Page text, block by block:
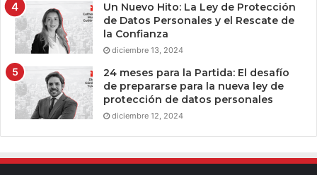
Un Nuevo Hito: La Ley de Protección
de Datos Personales y el Rescate de
la Confianza
diciembre 13, 2024
24 meses para la Partida: El desafío
de prepararse para la nueva ley de
protección de datos personales
diciembre 12, 2024